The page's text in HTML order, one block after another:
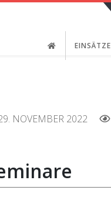
EINSÄTZE
NOVEMBER 2022